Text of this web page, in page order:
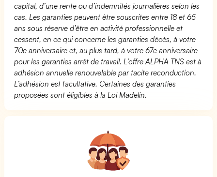
capital, d’une rente ou d’indemnités journalières selon les
cas. Les garanties peuvent être souscrites entre 18 et 65
ans sous réserve d’être en activité professionnelle et
cessent, en ce qui concerne les garanties décès, à votre
70e anniversaire et, au plus tard, à votre 67e anniversaire
pour les garanties arrêt de travail. L’offre ALPHA TNS est à
adhésion annuelle renouvelable par tacite reconduction.
L’adhésion est facultative. Certaines des garanties
proposées sont éligibles à la Loi Madelin.